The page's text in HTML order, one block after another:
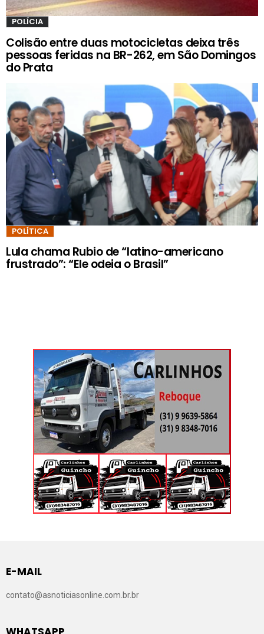
POLÍCIA
Colisão entre duas motocicletas deixa três
pessoas feridas na BR-262, em São Domingos
do Prata
POLÍTICA
Lula chama Rubio de “latino-americano
frustrado”: “Ele odeia o Brasil”
E-MAIL
contato@asnoticiasonline.com.br.br